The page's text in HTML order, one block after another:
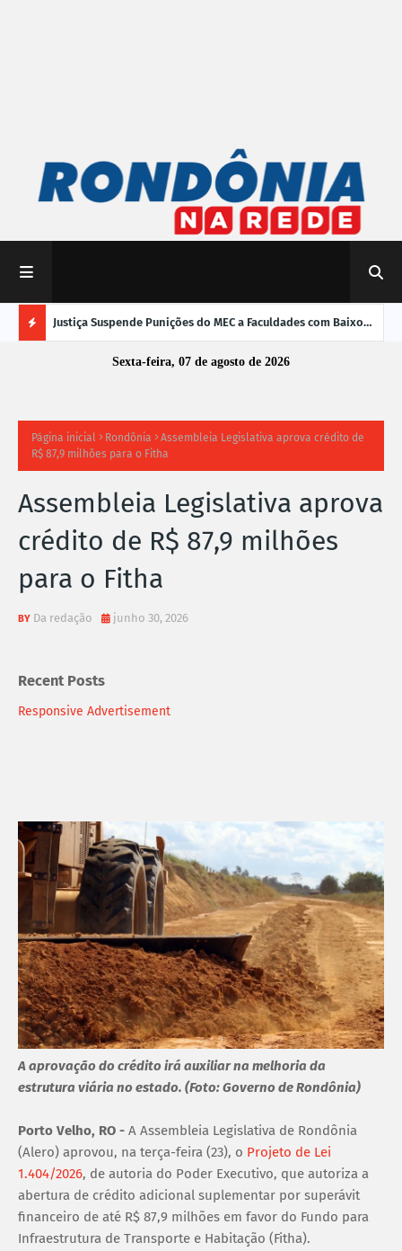
A
S
N
C
I
Justiça Suspende Punições do MEC a Faculdades com Baixo
Desempenho no Enamed
Sexta-feira, 07 de agosto de 2026
Página inicial Rondônia
Assembleia Legislativa aprova crédito de
R$ 87,9 milhões para o Fitha
Assembleia Legislativa aprova
crédito de R$ 87,9 milhões
para o Fitha
Da redação junho 30, 2026
Recent Posts
Responsive Advertisement
A aprovação do crédito irá auxiliar na melhoria da
estrutura viária no estado. (Foto: Governo de Rondônia)
Porto Velho, RO - A Assembleia Legislativa de Rondônia
(Alero) aprovou, na terça-feira (23), o Projeto de Lei
1.404/2026, de autoria do Poder Executivo, que autoriza a
abertura de crédito adicional suplementar por superávit
financeiro de até R$ 87,9 milhões em favor do Fundo para
Infraestrutura de Transporte e Habitação (Fitha).